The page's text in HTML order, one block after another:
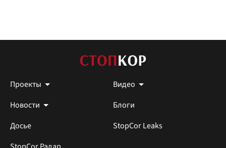
Проекты
Видео
Новости
Блоги
Досье
StopCor Leaks